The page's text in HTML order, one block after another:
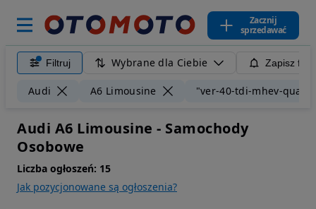
Zacznij
sprzedawać
Filtruj Wybrane dla Ciebie Zapisz
Audi A6 Limousine "ver-40-tdi-mhev-
Audi A6 Limousine - Samochody
Osobowe
Liczba ogłoszeń: 15
Jak pozycjonowane są ogłoszenia?